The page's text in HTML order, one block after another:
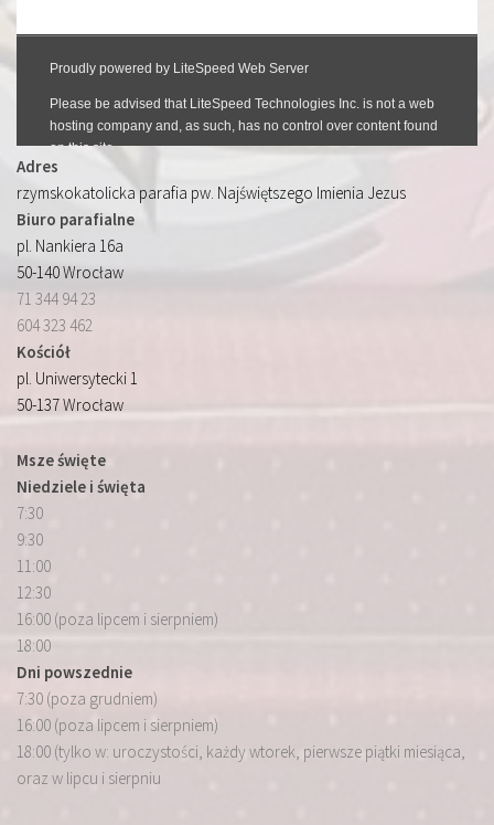
Adres
rzymskokatolicka parafia pw. Najświętszego Imienia Jezus
Biuro parafialne
pl. Nankiera 16a
50-140 Wrocław
71 344 94 23
604 323 462
Kościół
pl. Uniwersytecki 1
50-137 Wrocław
Msze święte
Niedziele i święta
7:30
9:30
11:00
12:30
16:00 (poza lipcem i sierpniem)
18:00
Dni powszednie
7:30 (poza grudniem)
16:00 (poza lipcem i sierpniem)
18:00 (tylko w: uroczystości, każdy wtorek, pierwsze piątki miesiąca,
oraz w lipcu i sierpniu